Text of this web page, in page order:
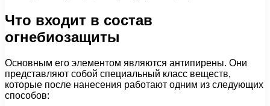
Что входит в состав
огнебиозащиты
Основным его элементом являются антипирены. Они
представляют собой специальный класс веществ,
которые после нанесения работают одним из следующих
способов: